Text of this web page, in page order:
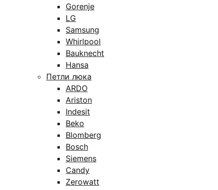
Gorenje
LG
Samsung
Whirlpool
Bauknecht
Hansa
Петли люка
ARDO
Ariston
Indesit
Beko
Blomberg
Bosch
Siemens
Candy
Zerowatt